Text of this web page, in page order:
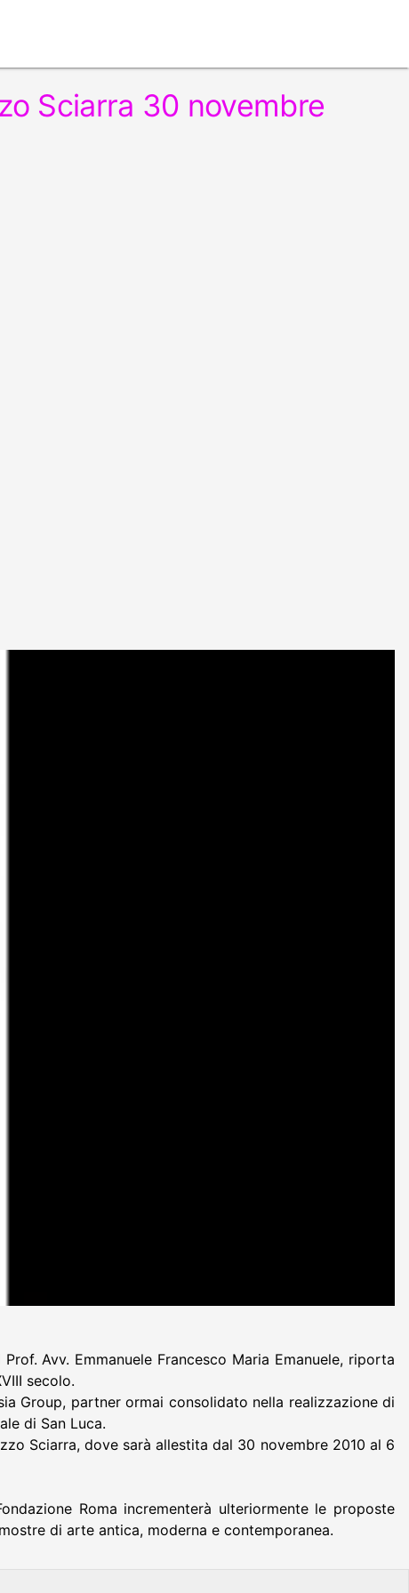
Sciarra 30 novembre
Avv. Emmanuele Francesco Maria Emanuele, riporta
secolo.
Group, partner ormai consolidato nella realizzazione di
di San Luca.
Sciarra, dove sarà allestita dal 30 novembre 2010 al 6
Roma incrementerà ulteriormente le proposte
di arte antica, moderna e contemporanea.